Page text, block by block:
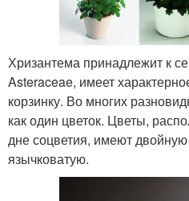
Хризантема принадлежит к
Asteraceae, имеет
корзинку. Во многих
как один цветок. Цветы,
дне соцветия, имеют
язычковатую.